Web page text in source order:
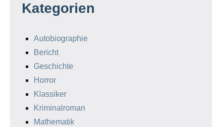
Kategorien
Autobiographie
Bericht
Geschichte
Horror
Klassiker
Kriminalroman
Mathematik